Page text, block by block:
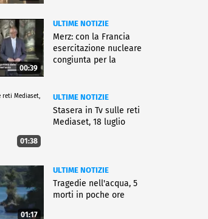
00:39
ULTIME NOTIZIE
Merz: con la Francia
esercitazione nucleare
congiunta per la
01:38
ULTIME NOTIZIE
Stasera in Tv sulle reti
Mediaset, 18 luglio
01:17
ULTIME NOTIZIE
Tragedie nell'acqua, 5
morti in poche ore